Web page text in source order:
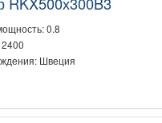
0.8
Швеция